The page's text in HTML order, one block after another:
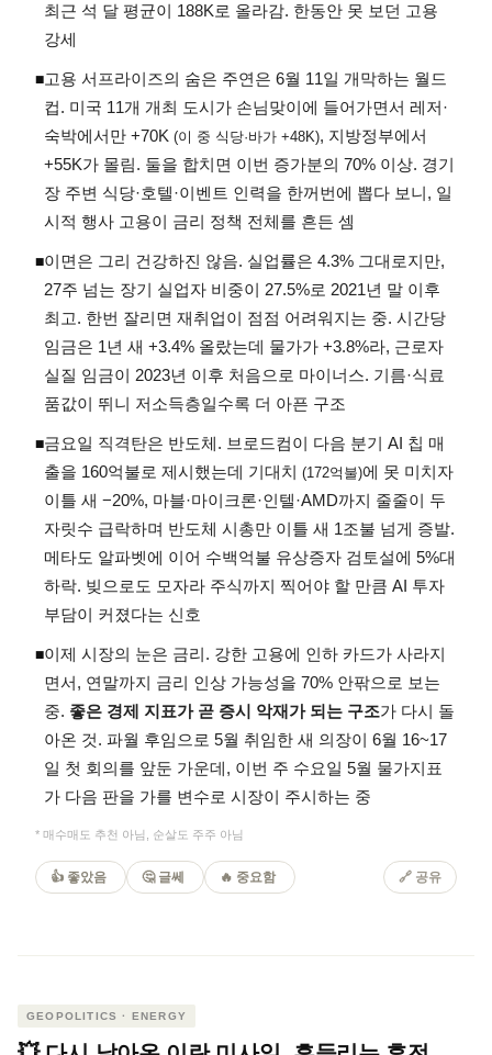
최근 석 달 평균이 188K로 올라감. 한동안 못 보던 고용
강세
◾고용 서프라이즈의 숨은 주연은 6월 11일 개막하는 월드
컵. 미국 11개 개최 도시가 손님맞이에 들어가면서 레저·
숙박에서만 +70K (이 중 식당·바가 +48K), 지방정부에서
+55K가 몰림. 둘을 합치면 이번 증가분의 70% 이상. 경기
장 주변 식당·호텔·이벤트 인력을 한꺼번에 뽑다 보니, 일
시적 행사 고용이 금리 정책 전체를 흔든 셈
◾이면은 그리 건강하진 않음. 실업률은 4.3% 그대로지만,
27주 넘는 장기 실업자 비중이 27.5%로 2021년 말 이후
최고. 한번 잘리면 재취업이 점점 어려워지는 중. 시간당
임금은 1년 새 +3.4% 올랐는데 물가가 +3.8%라, 근로자
실질 임금이 2023년 이후 처음으로 마이너스. 기름·식료
품값이 뛰니 저소득층일수록 더 아픈 구조
◾금요일 직격탄은 반도체. 브로드컴이 다음 분기 AI 칩 매
출을 160억불로 제시했는데 기대치 (172억불)에 못 미치자
이틀 새 −20%, 마블·마이크론·인텔·AMD까지 줄줄이 두
자릿수 급락하며 반도체 시총만 이틀 새 1조불 넘게 증발.
메타도 알파벳에 이어 수백억불 유상증자 검토설에 5%대
하락. 빚으로도 모자라 주식까지 찍어야 할 만큼 AI 투자
부담이 커졌다는 신호
◾이제 시장의 눈은 금리. 강한 고용에 인하 카드가 사라지
면서, 연말까지 금리 인상 가능성을 70% 안팎으로 보는
중. 좋은 경제 지표가 곧 증시 악재가 되는 구조가 다시 돌
아온 것. 파월 후임으로 5월 취임한 새 의장이 6월 16~17
일 첫 회의를 앞둔 가운데, 이번 주 수요일 5월 물가지표
가 다음 판을 가를 변수로 시장이 주시하는 중
* 매수매도 추천 아님, 순살도 주주 아님
👍 좋았음 🤔 글쎄 🔥 중요함 🔗 공유
GEOPOLITICS · ENERGY